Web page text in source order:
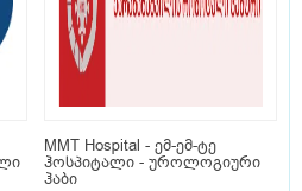
MMT Hospital - ემ-ემ-ტე
ჰოსპიტალი - უროლოგიური
ჰაბი